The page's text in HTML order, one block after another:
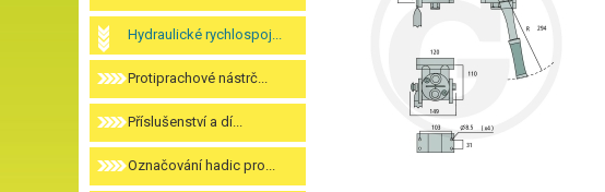
Hydraulické rychlospoj...
Protiprachové nástrč...
Příslušenství a dí...
Označování hadic pro...